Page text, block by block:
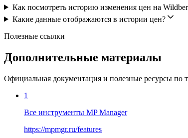
Как посмотреть историю изменения цен на
Какие данные отображаются в истории цен?
Полезные ссылки
Дополнительные материалы
Официальная документация и полезные ресурсы по
1
Все инструменты MP Manager
https://mpmgr.ru/features